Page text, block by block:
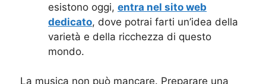
esistono oggi, entra nel sito web
dedicato, dove potrai farti un’idea della
varietà e della ricchezza di questo
mondo.
La musica non può mancare. Preparare una